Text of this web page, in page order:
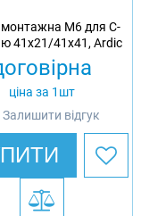
M6 для C-
41х21/41х41, Ardic
ціна за 1шт
Залишити відгук